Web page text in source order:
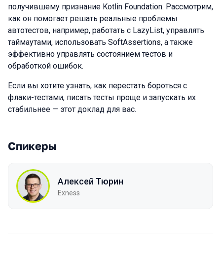
получившему признание Kotlin Foundation. Рассмотрим,
как он помогает решать реальные проблемы
автотестов, например, работать с LazyList, управлять
таймаутами, использовать SoftAssertions, а также
эффективно управлять состоянием тестов и
обработкой ошибок.
Если вы хотите узнать, как перестать бороться с
флаки-тестами, писать тесты проще и запускать их
стабильнее — этот доклад для вас.
Спикеры
Алексей Тюрин
Exness